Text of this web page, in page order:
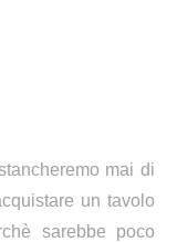
mai di
un tavolo
sarebbe poco